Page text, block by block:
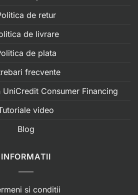
de retur
de livrare
de plata
frecvente
Consumer Financing
video
Blog
INFORMATII
si conditii